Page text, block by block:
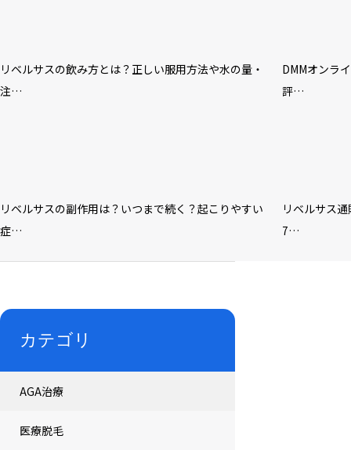
リベルサスの飲み方とは？正しい服用方法や水の量・
注…
DMMオンラ
評…
リベルサスの副作用は？いつまで続く？起こりやすい
症…
リベルサス
7…
カテゴリ
AGA治療
医療脱毛